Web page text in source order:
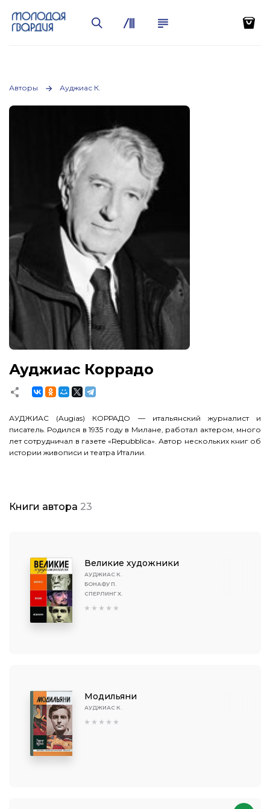
Авторы Ауджиас К.
Ауджиас Коррадо
АУДЖИАС (Augias) КОРРАДО — итальянский журналист и
писатель. Родился в 1935 году в Милане, работал актером, много
лет сотрудничал в газете «Repubblica». Автор нескольких книг об
истории живописи и театра Италии.
Книги автора 23
Великие художники
АУДЖИАС К.
БОНАФУ П.
СПЕРЛИНГ X.
Модильяни
АУДЖИАС К.